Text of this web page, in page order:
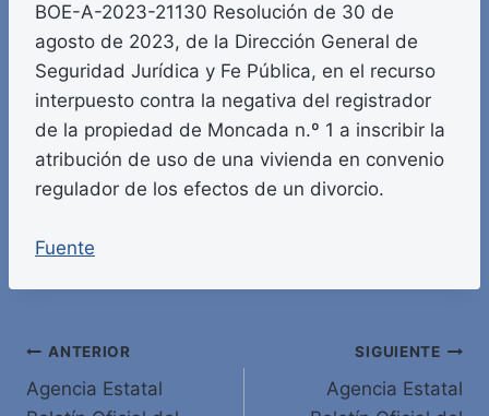
BOE-A-2023-21130 Resolución de 30 de
agosto de 2023, de la Dirección General de
Seguridad Jurídica y Fe Pública, en el recurso
interpuesto contra la negativa del registrador
de la propiedad de Moncada n.º 1 a inscribir la
atribución de uso de una vivienda en convenio
regulador de los efectos de un divorcio.
Fuente
Navegación
de
ANTERIOR
Agencia Estatal
SIGUIENTE
Agencia Estatal